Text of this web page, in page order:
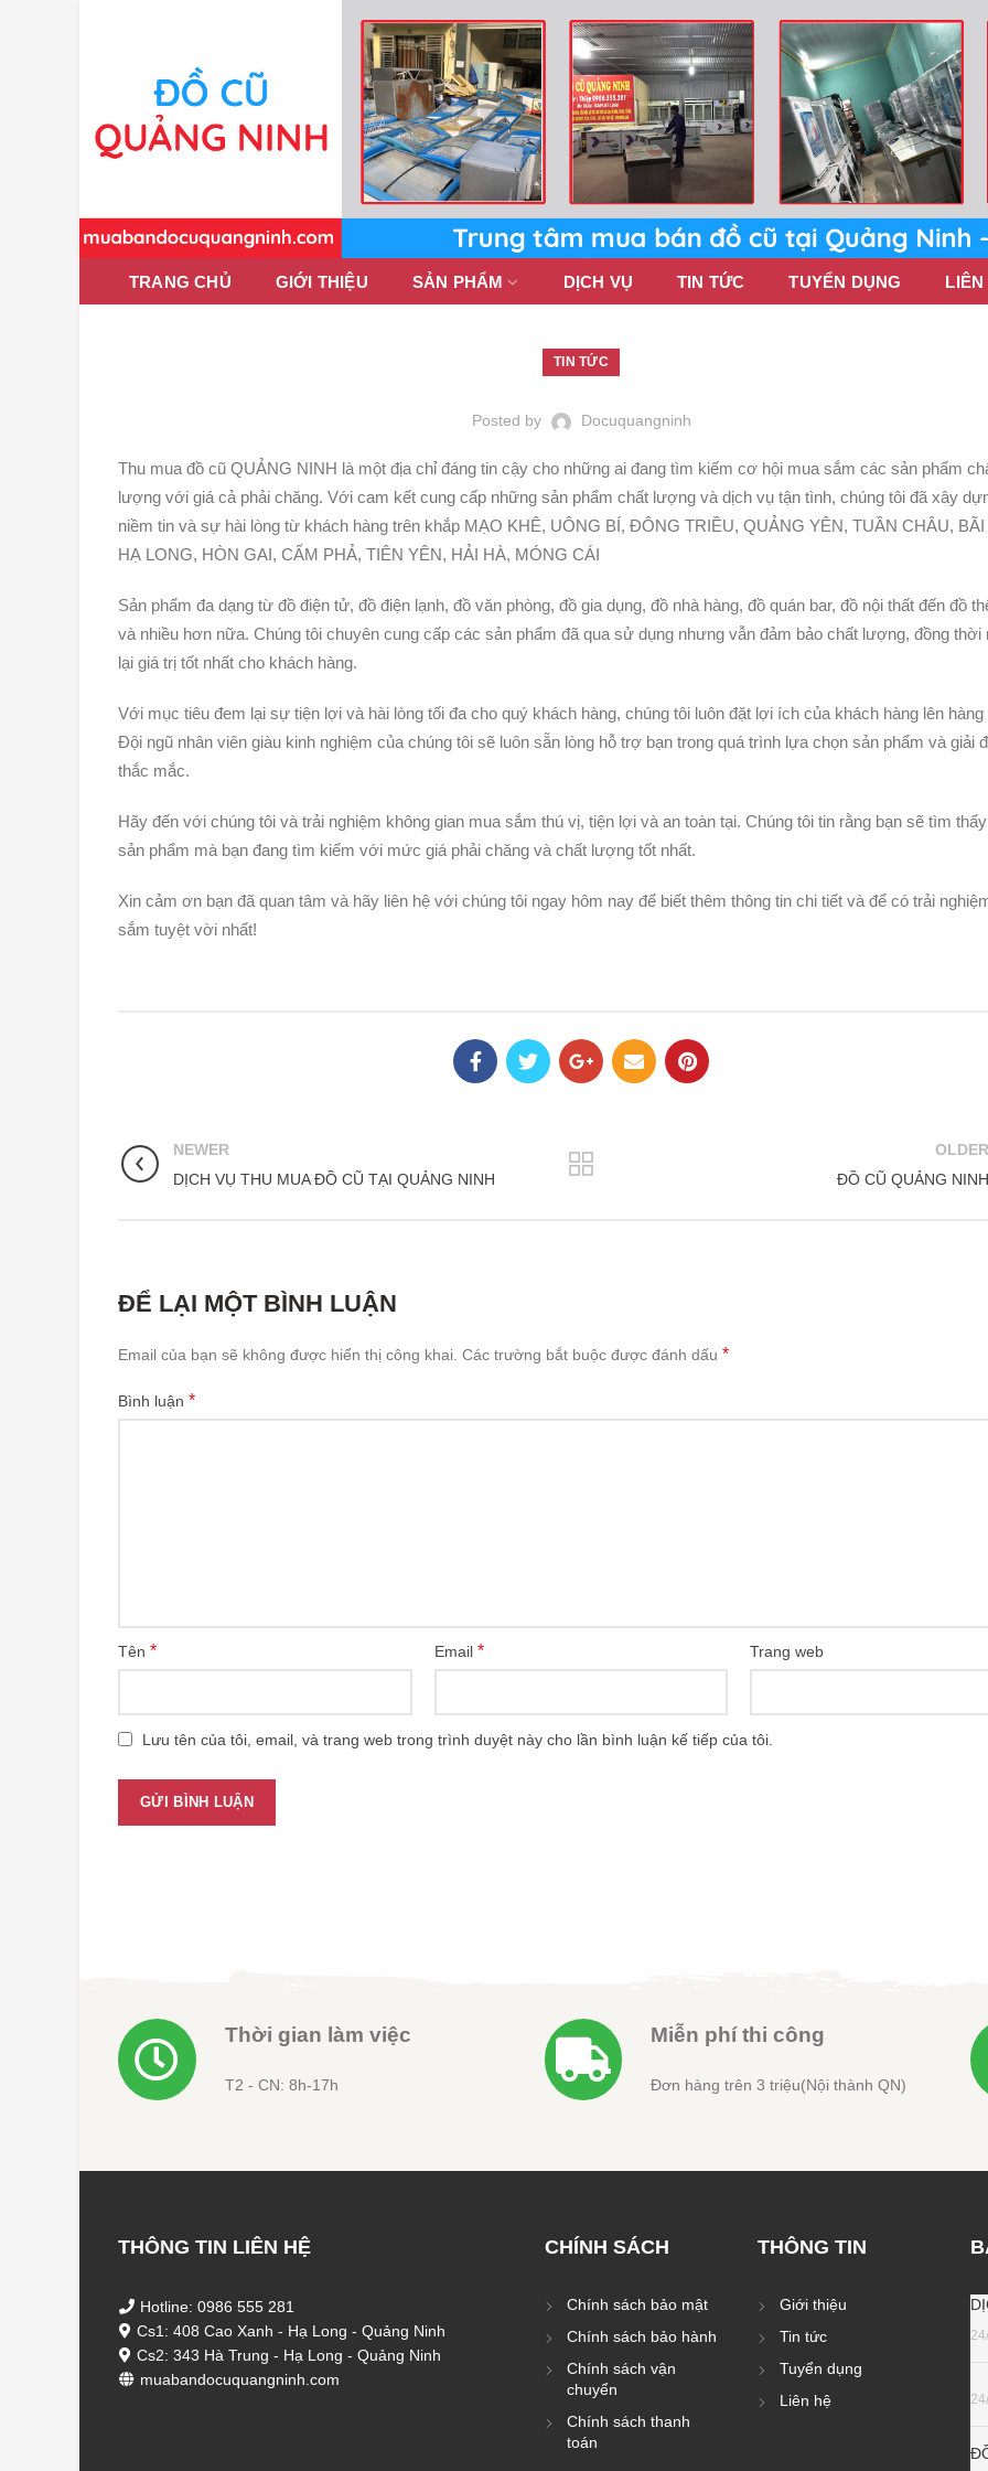
TRANG CHỦ GIỚI THIỆU SẢN PHẨM DỊCH VỤ TIN TỨC TUYỂN DỤNG LIÊN
TIN TỨC
Posted by Docuquangninh
Thu mua đồ cũ QUẢNG NINH là một địa chỉ đáng tin cậy cho những ai đang tìm kiếm cơ hội mua sắm các sản phẩm
lượng với giá cả phải chăng. Với cam kết cung cấp những sản phẩm chất lượng và dịch vụ tận tình, chúng tôi đã xây
niềm tin và sự hài lòng từ khách hàng trên khắp MẠO KHÊ, UÔNG BÍ, ĐÔNG TRIỀU, QUẢNG YÊN, TUẦN CHÂU, BÃI
HẠ LONG, HÒN GAI, CẨM PHẢ, TIÊN YÊN, HẢI HÀ, MÓNG CÁI
Sản phẩm đa dạng từ đồ điện tử, đồ điện lạnh, đồ văn phòng, đồ gia dụng, đồ nhà hàng, đồ quán bar, đồ nội thất đến đồ
và nhiều hơn nữa. Chúng tôi chuyên cung cấp các sản phẩm đã qua sử dụng nhưng vẫn đảm bảo chất lượng, đồng thời
lại giá trị tốt nhất cho khách hàng.
Với mục tiêu đem lại sự tiện lợi và hài lòng tối đa cho quý khách hàng, chúng tôi luôn đặt lợi ích của khách hàng lên hàng
Đội ngũ nhân viên giàu kinh nghiệm của chúng tôi sẽ luôn sẵn lòng hỗ trợ bạn trong quá trình lựa chọn sản phẩm và giải
thắc mắc.
Hãy đến với chúng tôi và trải nghiệm không gian mua sắm thú vị, tiện lợi và an toàn tại. Chúng tôi tin rằng bạn sẽ tìm
sản phẩm mà bạn đang tìm kiếm với mức giá phải chăng và chất lượng tốt nhất.
Xin cảm ơn bạn đã quan tâm và hãy liên hệ với chúng tôi ngay hôm nay để biết thêm thông tin chi tiết và để có trải
sắm tuyệt vời nhất!
NEWER
DỊCH VỤ THU MUA ĐỒ CŨ TẠI QUẢNG NINH
OLDER
ĐỒ CŨ QUẢNG NINH
ĐỂ LẠI MỘT BÌNH LUẬN
Email của bạn sẽ không được hiển thị công khai. Các trường bắt buộc được đánh dấu *
Bình luận *
Tên * Email * Trang web
Lưu tên của tôi, email, và trang web trong trình duyệt này cho lần bình luận kế tiếp của tôi.
Thời gian làm việc
T2 - CN: 8h-17h
Miễn phí thi công
Đơn hàng trên 3 triệu(Nội thành QN)
THÔNG TIN LIÊN HỆ
Hotline: 0986 555 281
Cs1: 408 Cao Xanh - Hạ Long - Quảng Ninh
Cs2: 343 Hà Trung - Hạ Long - Quảng Ninh
muabandocuquangninh.com
CHÍNH SÁCH
Chính sách bảo mật
Chính sách bảo hành
Chính sách vận
chuyển
Chính sách thanh
toán
THÔNG TIN
Giới thiệu
Tin tức
Tuyển dụng
Liên hệ